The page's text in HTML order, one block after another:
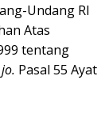
Undang RI
Atas
tentang
jo. Pasal 55 Ayat